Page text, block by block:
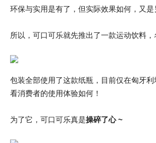
环保与实用是有了，但实际效果如何，又是
所以，可口可乐就先推出了一款运动饮料，
包装全部使用了这款纸瓶，目前仅在匈牙
看消费者的使用体验如何！
为了它，可口可乐真是操碎了心 ~